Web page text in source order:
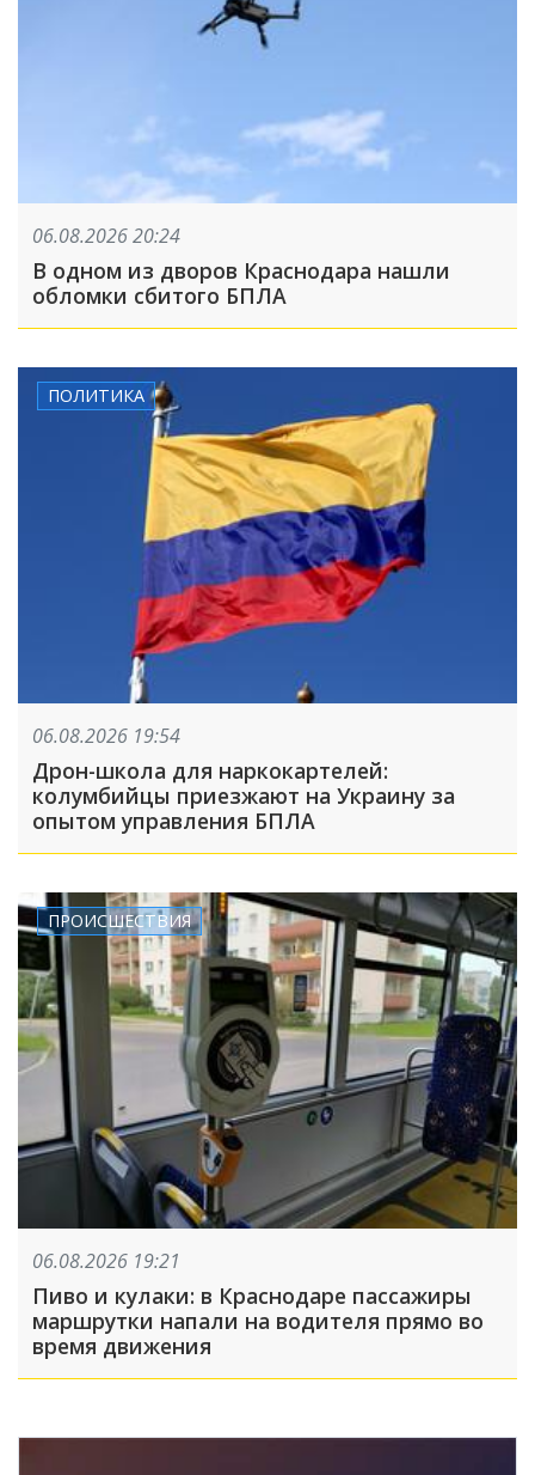
06.08.2026 20:24
В одном из дворов Краснодара нашли
обломки сбитого БПЛА
ПОЛИТИКА
06.08.2026 19:54
Дрон-школа для наркокартелей:
колумбийцы приезжают на Украину за
опытом управления БПЛА
ПРОИСШЕСТВИЯ
06.08.2026 19:21
Пиво и кулаки: в Краснодаре пассажиры
маршрутки напали на водителя прямо во
время движения